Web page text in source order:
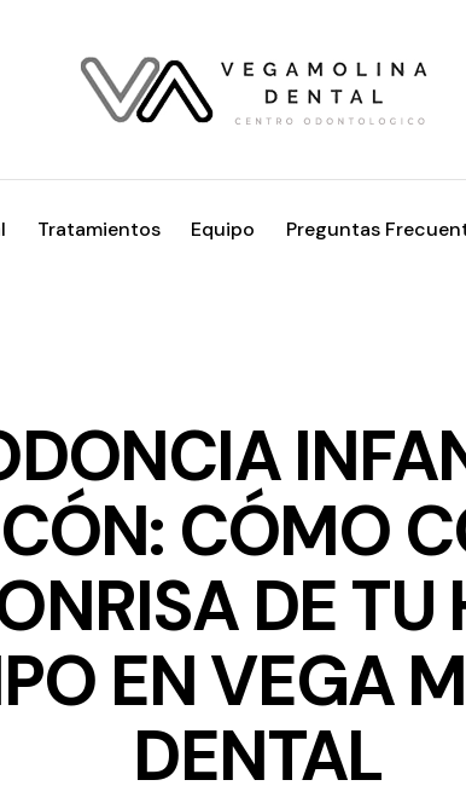
Tratamientos Equipo Preguntas
CÓMO
DE TU
EN VEGA
DENTAL